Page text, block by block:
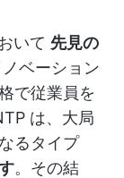
いて 先見の
ベーション
で従業員を
は、大局
るタイプ
。その結